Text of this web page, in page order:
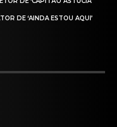
DE ‘AINDA ESTOU AQUI’